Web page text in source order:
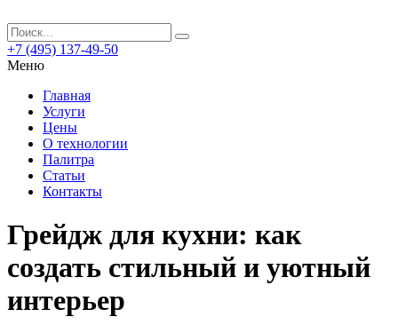
+7 (495) 137-49-50
Меню
Главная
Услуги
Цены
О технологии
Палитра
Статьи
Контакты
Грейдж для кухни: как
создать стильный и уютный
интерьер